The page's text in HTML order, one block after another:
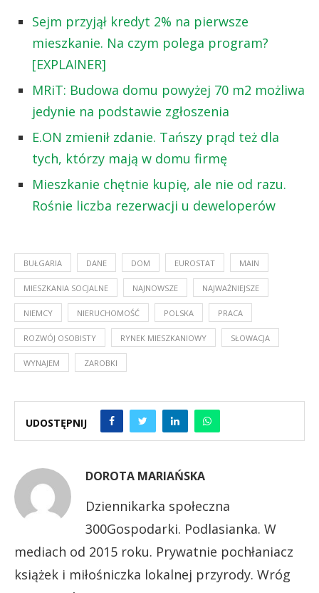
Sejm przyjął kredyt 2% na pierwsze
mieszkanie. Na czym polega program?
[EXPLAINER]
MRiT: Budowa domu powyżej 70 m2 możliwa
jedynie na podstawie zgłoszenia
E.ON zmienił zdanie. Tańszy prąd też dla
tych, którzy mają w domu firmę
Mieszkanie chętnie kupię, ale nie od razu.
Rośnie liczba rezerwacji u deweloperów
BUŁGARIA DANE DOM EUROSTAT MAIN
MIESZKANIA SOCJALNE NAJNOWSZE NAJWAŻNIEJSZE
NIEMCY NIERUCHOMOŚĆ POLSKA PRACA
ROZWÓJ OSOBISTY RYNEK MIESZKANIOWY SŁOWACJA
WYNAJEM ZAROBKI
UDOSTĘPNIJ
DOROTA MARIAŃSKA
Dziennikarka społeczna
300Gospodarki. Podlasianka. W
mediach od 2015 roku. Prywatnie pochłaniacz
książek i miłośniczka lokalnej przyrody. Wróg